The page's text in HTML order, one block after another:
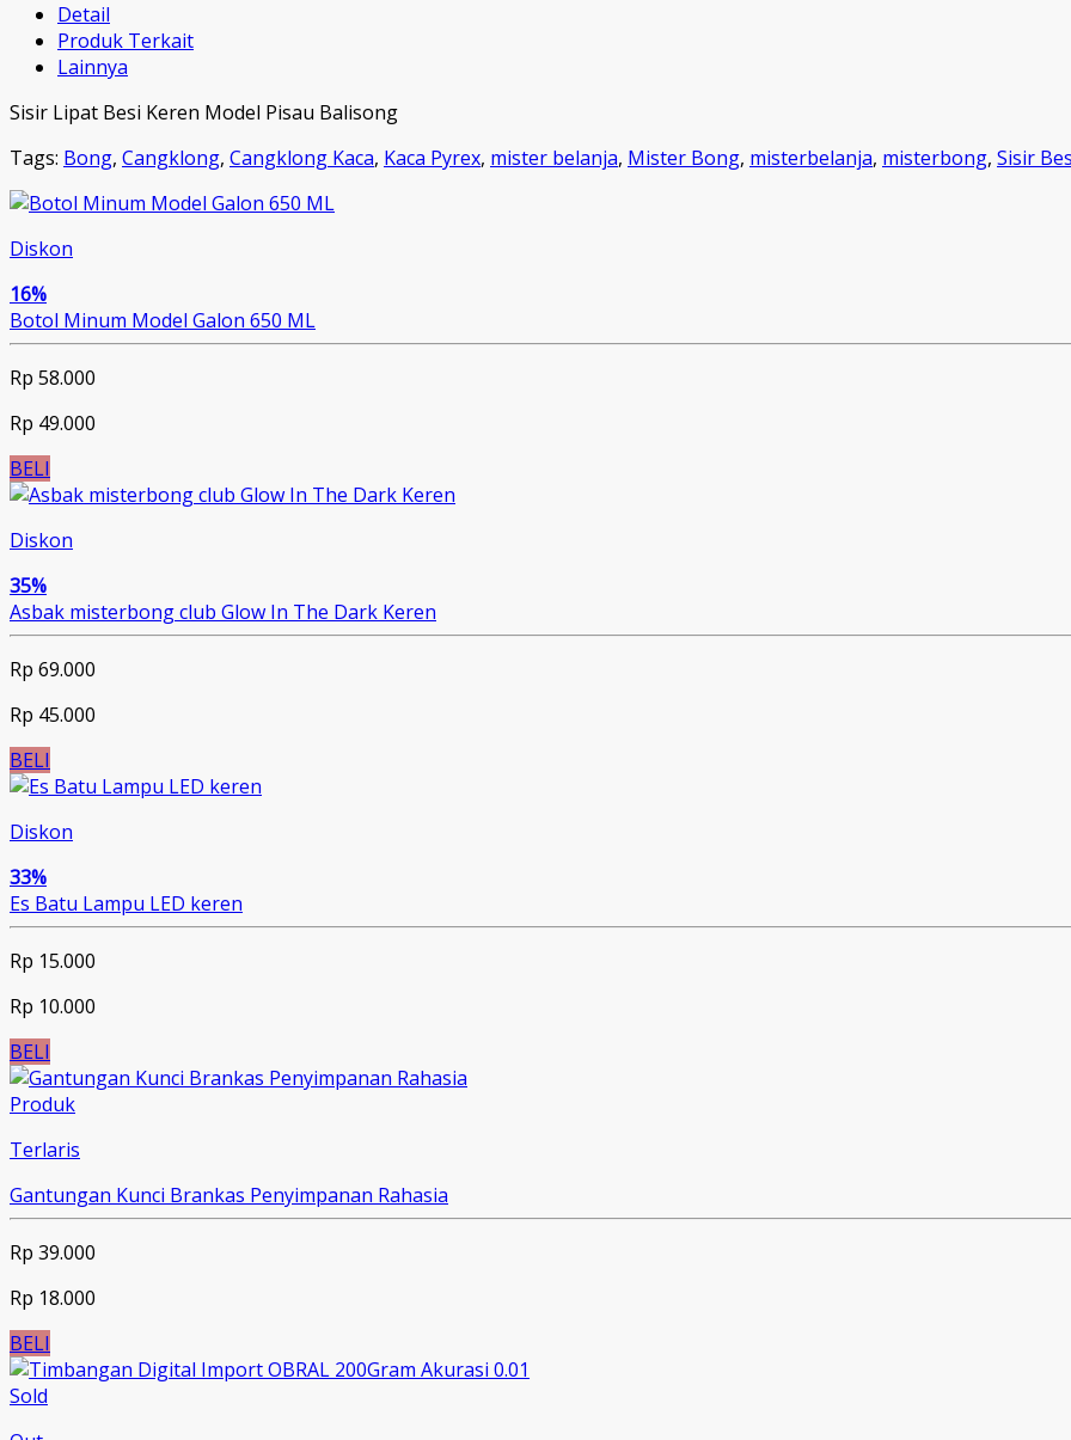
Detail
Produk Terkait
Lainnya
Sisir Lipat Besi Keren Model Pisau Balisong
Tags: Bong, Cangklong, Cangklong Kaca, Kaca Pyrex, mister belanja, Mister Bong, misterbelanja, misterbong, Sisir
Diskon
16%
Botol Minum Model Galon 650 ML
Rp 58.000
Rp 49.000
BELI
Diskon
35%
Asbak misterbong club Glow In The Dark Keren
Rp 69.000
Rp 45.000
BELI
Diskon
33%
Es Batu Lampu LED keren
Rp 15.000
Rp 10.000
BELI
Produk
Terlaris
Gantungan Kunci Brankas Penyimpanan Rahasia
Rp 39.000
Rp 18.000
BELI
Sold